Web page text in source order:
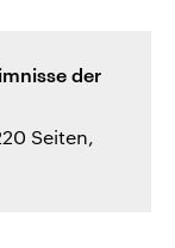
der
Seiten,